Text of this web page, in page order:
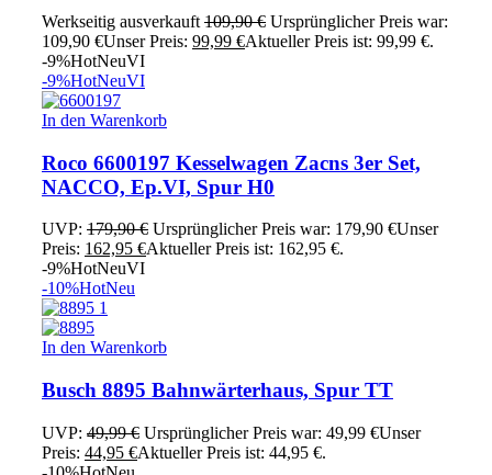
Werkseitig ausverkauft 109,90€ Ursprünglicher Preis war:
109,90 €Unser Preis: 99,99 €Aktueller Preis ist: 99,99 €.
-9%HotNeuVI
-9%HotNeuVI
In den Warenkorb
Roco 6600197 Kesselwagen Zacns 3er Set,
NACCO, Ep.VI, Spur H0
UVP: 179,90€ Ursprünglicher Preis war: 179,90 €Unser
Preis: 162,95 €Aktueller Preis ist: 162,95 €.
-9%HotNeuVI
-10%HotNeu
In den Warenkorb
Busch 8895 Bahnwärterhaus, Spur TT
UVP: 49,99€ Ursprünglicher Preis war: 49,99 €Unser
Preis: 44,95 €Aktueller Preis ist: 44,95 €.